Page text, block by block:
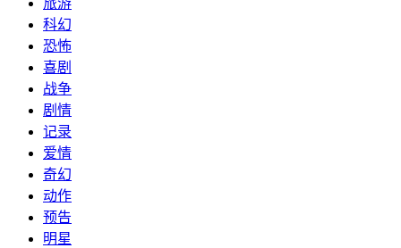
科幻
恐怖
喜剧
战争
剧情
记录
爱情
奇幻
动作
预告
明星